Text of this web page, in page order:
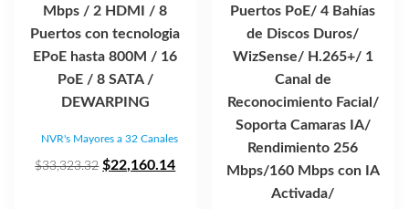
Mbps / 2 HDMI / 8
Puertos con tecnologia
EPoE hasta 800M / 16
PoE / 8 SATA /
DEWARPING
NVR's Mayores a 32 Canales
$33,323.32 El
$22,160.14El
Puertos PoE/ 4 Bahías
de Discos Duros/
WizSense/ H.265+/ 1
Canal de
Reconocimiento Facial/
Soporta Camaras IA/
Rendimiento 256
Mbps/160 Mbps con IA
Activada/